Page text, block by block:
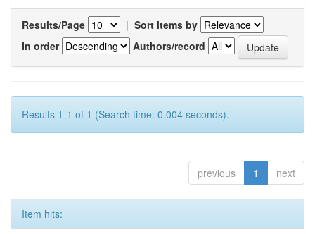
Results/Page | Sort items by
In order
Authors/record
Results 1-1 of 1 (Search time: 0.004 seconds).
previous 1 next
Item hits: